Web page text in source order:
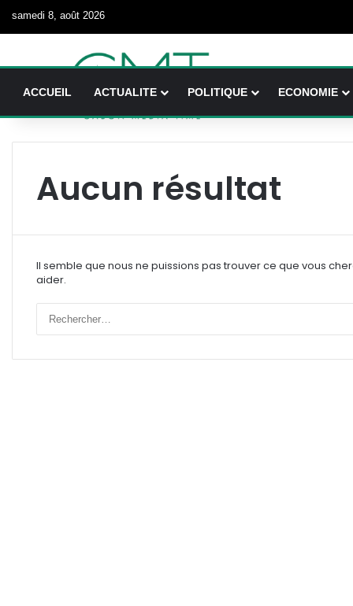
samedi 8, août 2026
ACCUEIL ACTUALITE POLITIQUE ECONOMIE
Aucun résultat
Il semble que nous ne puissions pas trouver ce que vous
aider.